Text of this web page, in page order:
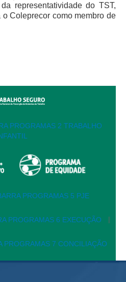
do Amazonas
Pleno
representatividade do TST,
Coleprecor como membro de
|